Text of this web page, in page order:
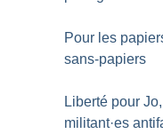
Pour les
sans-papiers
Liberté pour
militant·es